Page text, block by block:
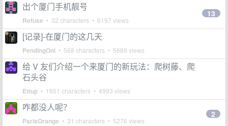
出个厦门手机靓号
Refuse • 32 characters • 6197 views
13
[记录]-在厦门的这几天
PendingOni • 568 characters • 5689 views
给 V 友们介绍一个来厦门的新玩法：爬树藤、爬
石头谷
Ettup • 1651 characters • 4993 views
咋都没人呢？
ParisOrange • 31 characters • 5276 views
2